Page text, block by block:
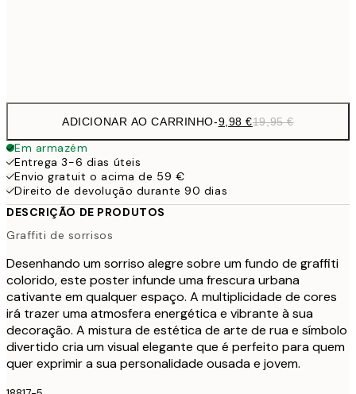
ADICIONAR AO CARRINHO-9,98 €19,95 €
Em armazém
Entrega 3-6 dias úteis
Envio gratuit o acima de 59 €
Direito de devolução durante 90 dias
DESCRIÇÃO DE PRODUTOS
Graffiti de sorrisos
Desenhando um sorriso alegre sobre um fundo de graffiti
colorido, este poster infunde uma frescura urbana
cativante em qualquer espaço. A multiplicidade de cores
irá trazer uma atmosfera energética e vibrante à sua
decoração. A mistura de estética de arte de rua e símbolo
divertido cria um visual elegante que é perfeito para quem
quer exprimir a sua personalidade ousada e jovem.